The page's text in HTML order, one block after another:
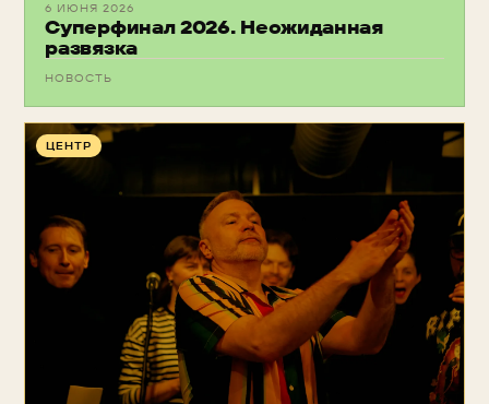
6 ИЮНЯ 2026
Суперфинал 2026. Неожиданная
развязка
НОВОСТЬ
ЦЕНТР